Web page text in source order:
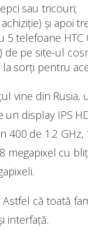
sau tricouri;
și apoi
telefoane
de pe site-ul
sorți pentru
vine din
display IPS
de 1.2 GHz,
cu
Astfel că toată
interfață.